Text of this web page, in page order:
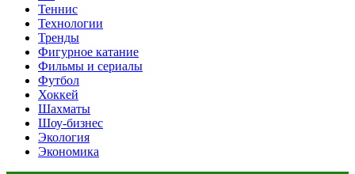
Теннис
Технологии
Тренды
Фигурное катание
Фильмы и сериалы
Футбол
Хоккей
Шахматы
Шоу-бизнес
Экология
Экономика